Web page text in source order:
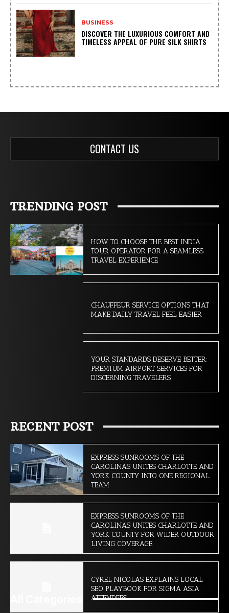
BUSINESS
DISCOVER THE LUXURIOUS COMFORT AND
TIMELESS APPEAL OF PURE SILK SHIRTS
CONTACT US
TRENDING POST
HOW TO CHOOSE THE BEST INDIA
TOUR OPERATOR FOR A SEAMLESS
TRAVEL EXPERIENCE
CHAUFFEUR SERVICE OPTIONS THAT
MAKE DAILY TRAVEL FEEL EASIER
YOUR STANDARDS DESERVE BETTER:
PREMIUM AIRPORT SERVICES FOR
DISCERNING TRAVELERS
RECENT POST
EXPRESS SUNROOMS OF THE
CAROLINAS UNITES CHARLOTTE AND
YORK COUNTY INTO ONE REGIONAL
TEAM
EXPRESS SUNROOMS OF THE
CAROLINAS UNITES CHARLOTTE AND
YORK COUNTY FOR WIDER OUTDOOR
LIVING COVERAGE
CYREL NICOLAS EXPLAINS LOCAL
SEO PLAYBOOK FOR SIGMA ASIA
ATTENDEES